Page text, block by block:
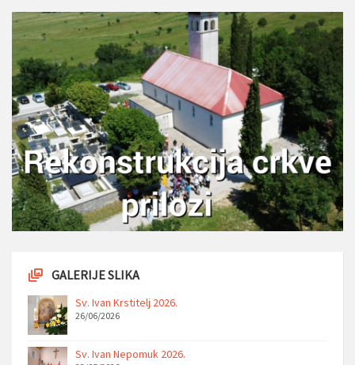
GALERIJE SLIKA
Sv. Ivan Krstitelj 2026.
26/06/2026
Sv. Ivan Nepomuk 2026.